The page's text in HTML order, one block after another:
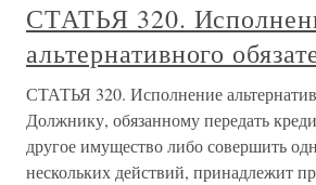
СТАТЬЯ 320.
альтернативного
СТАТЬЯ 320. Исполнение
Должнику, обязанному передать
другое имущество либо совершить
нескольких действий, принадлежит